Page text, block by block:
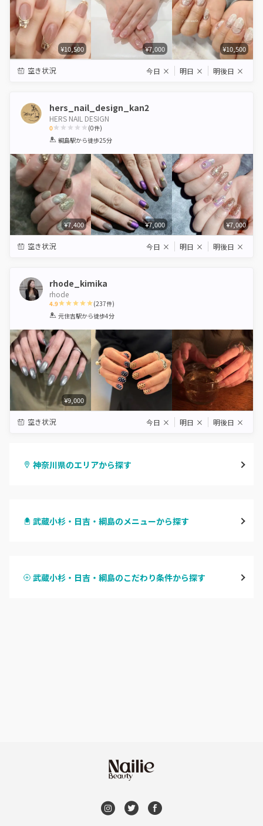
¥10,500 ¥7,000 ¥10,500
空き状況 今日 × 明日 × 明後日 ×
hers_nail_design_kan2
HERS NAIL DESIGN
0
1 2 3 4 5
(0件)
綱島駅から徒歩25分
¥7,400 ¥7,000 ¥7,000
空き状況 今日 × 明日 × 明後日 ×
rhode_kimika
rhode
4.9
1 2 3 4 5
(237件)
元住吉駅から徒歩4分
¥9,000
空き状況 今日 × 明日 × 明後日 ×
神奈川県のエリアから探す
桜木町・みなとみらい・関内
武蔵小杉・日吉・綱島のメニューから探す
ハンドスカルプ
武蔵小杉・日吉・綱島のこだわり条件から探す